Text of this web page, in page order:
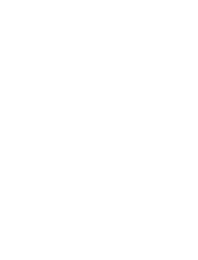
publicidad y análisis
otra información
recopilado a
servicios.